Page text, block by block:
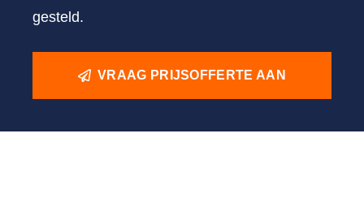
gesteld.
VRAAG PRIJSOFFERTE AAN